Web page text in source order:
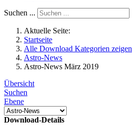
Suchen ...
Aktuelle Seite:
Startseite
Alle Download Kategorien zeigen
Astro-News
Astro-News März 2019
Übersicht
Suchen
Ebene
Download-Details